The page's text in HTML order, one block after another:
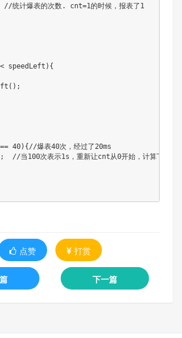
计爆表的次数. cnt=1的时候，报表了1
speedLeft){
爆表40次，经过了20ms
当100次表示1s，重新让cnt从0开始，计算下一次
点赞 打赏
下一篇